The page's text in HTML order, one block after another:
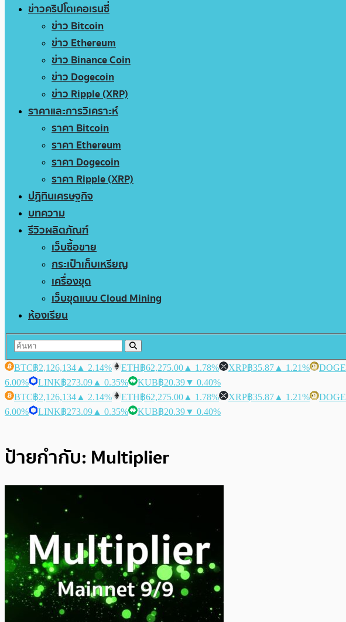
ข่าวคริปโตเคอเรนซี่
ข่าว Bitcoin
ข่าว Ethereum
ข่าว Binance Coin
ข่าว Dogecoin
ข่าว Ripple (XRP)
ราคาและการวิเคราะห์
ราคา Bitcoin
ราคา Ethereum
ราคา Dogecoin
ราคา Ripple (XRP)
ปฏิทินเศรษฐกิจ
บทความ
รีวิวผลิตภัณฑ์
เว็บซื้อขาย
กระเป๋าเก็บเหรียญ
เครื่องขุด
เว็บขุดแบบ Cloud Mining
ห้องเรียน
BTC฿2,126,134 ▲ 2.14% ETH฿62,275.00 ▲ 1.78% XRP฿35.87 ▲ 1.21% DOGE
6.00%
LINK฿273.09 ▲ 0.35% KUB฿20.39▼ 0.40%
BTC฿2,126,134 ▲ 2.14% ETH฿62,275.00 ▲ 1.78% XRP฿35.87 ▲ 1.21% DOGE
6.00%
LINK฿273.09 ▲ 0.35% KUB฿20.39▼ 0.40%
ป้ายกำกับ: Multiplier